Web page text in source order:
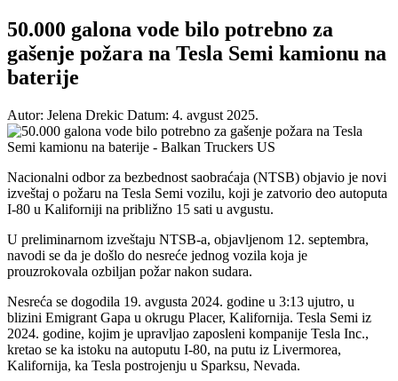
50.000 galona vode bilo potrebno za
gašenje požara na Tesla Semi kamionu na
baterije
Autor: Jelena Drekic Datum: 4. avgust 2025.
Nacionalni odbor za bezbednost saobraćaja (NTSB) objavio je novi
izveštaj o požaru na Tesla Semi vozilu, koji je zatvorio deo autoputa
I-80 u Kaliforniji na približno 15 sati u avgustu.
U preliminarnom izveštaju NTSB-a, objavljenom 12. septembra,
navodi se da je došlo do nesreće jednog vozila koja je
prouzrokovala ozbiljan požar nakon sudara.
Nesreća se dogodila 19. avgusta 2024. godine u 3:13 ujutro, u
blizini Emigrant Gapa u okrugu Placer, Kalifornija. Tesla Semi iz
2024. godine, kojim je upravljao zaposleni kompanije Tesla Inc.,
kretao se ka istoku na autoputu I-80, na putu iz Livermorea,
Kalifornija, ka Tesla postrojenju u Sparksu, Nevada.